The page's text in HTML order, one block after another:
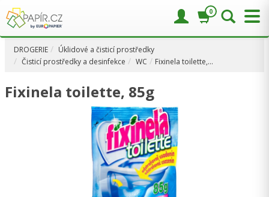
DROGERIE
Úklidové a čisticí prostředky
Čisticí prostředky a desinfekce
WC Fixinela toilette,…
Fixinela toilette, 85g
0